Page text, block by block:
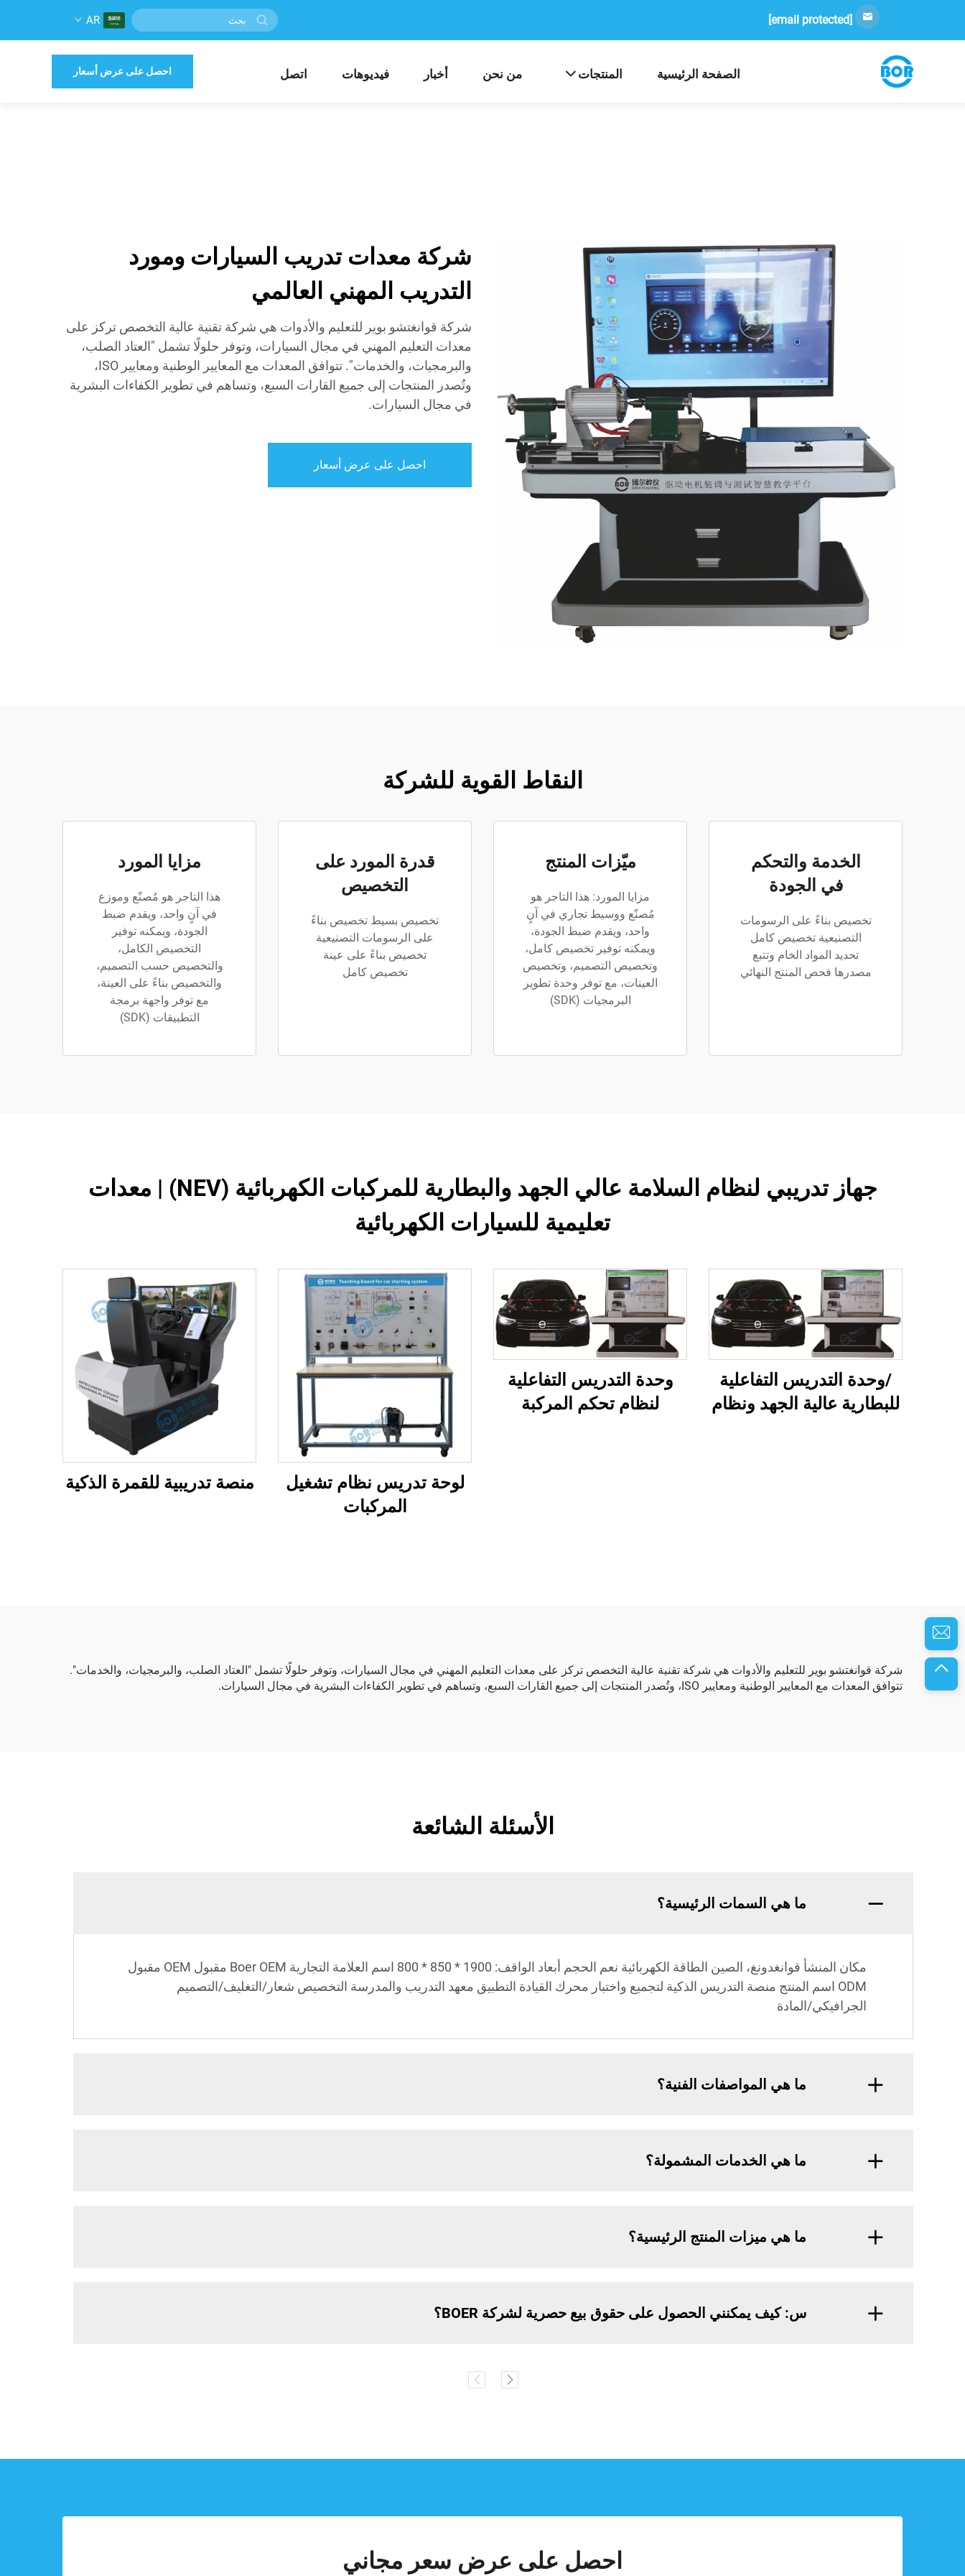
[email protected]
AR
الصفحة الرئيسية المنتجات من نحن أخبار فيديوهات اتصل احصل على عرض أسعار
شركة معدات تدريب السيارات ومورد
التدريب المهني العالمي
شركة قوانغتشو بوير للتعليم والأدوات هي شركة تقنية عالية التخصص تركز على
معدات التعليم المهني في مجال السيارات، وتوفر حلولًا تشمل "العتاد الصلب،
والبرمجيات، والخدمات". تتوافق المعدات مع المعايير الوطنية ومعايير ISO،
وتُصدر المنتجات إلى جميع القارات السبع، وتساهم في تطوير الكفاءات البشرية
في مجال السيارات.
احصل على عرض أسعار
النقاط القوية للشركة
الخدمة والتحكم
في الجودة
تخصيص بناءً على الرسومات
التصنيعية تخصيص كامل
تحديد المواد الخام وتتبع
مصدرها فحص المنتج النهائي
ميّزات المنتج
مزايا المورد: هذا التاجر هو
مُصنّع ووسيط تجاري في آنٍ
واحد، ويقدم ضبط الجودة،
ويمكنه توفير تخصيص كامل،
وتخصيص التصميم، وتخصيص
العينات، مع توفر وحدة تطوير
البرمجيات (SDK)
قدرة المورد على
التخصيص
تخصيص بسيط تخصيص بناءً
على الرسومات التصنيعية
تخصيص بناءً على عينة
تخصيص كامل
مزايا المورد
هذا التاجر هو مُصنّع وموزع
في آنٍ واحد، ويقدم ضبط
الجودة، ويمكنه توفير
التخصيص الكامل،
والتخصيص حسب التصميم،
والتخصيص بناءً على العينة،
مع توفر واجهة برمجة
التطبيقات (SDK)
جهاز تدريبي لنظام السلامة عالي الجهد والبطارية للمركبات الكهربائية (NEV) | معدات
تعليمية للسيارات الكهربائية
/وحدة التدريس التفاعلية
للبطارية عالية الجهد ونظام
وحدة التدريس التفاعلية
لنظام تحكم المركبة
لوحة تدريس نظام تشغيل
المركبات
منصة تدريبية للقمرة الذكية
شركة قوانغتشو بوير للتعليم والأدوات هي شركة تقنية عالية التخصص تركز على معدات التعليم المهني في مجال السيارات، وتوفر حلولًا تشمل "العتاد الصلب، والبرمجيات، والخدمات".
تتوافق المعدات مع المعايير الوطنية ومعايير ISO، وتُصدر المنتجات إلى جميع القارات السبع، وتساهم في تطوير الكفاءات البشرية في مجال السيارات.
الأسئلة الشائعة
ما هي السمات الرئيسية؟
مكان المنشأ قوانغدونغ، الصين الطاقة الكهربائية نعم الحجم أبعاد الواقف: 1900 * 850 * 800 اسم العلامة التجارية Boer OEM مقبول OEM مقبول
ODM اسم المنتج منصة التدريس الذكية لتجميع واختبار محرك القيادة التطبيق معهد التدريب والمدرسة التخصيص شعار/التغليف/التصميم
الجرافيكي/المادة
ما هي المواصفات الفنية؟
ما هي الخدمات المشمولة؟
ما هي ميزات المنتج الرئيسية؟
س: كيف يمكنني الحصول على حقوق بيع حصرية لشركة BOER؟
احصل على عرض سعر مجاني